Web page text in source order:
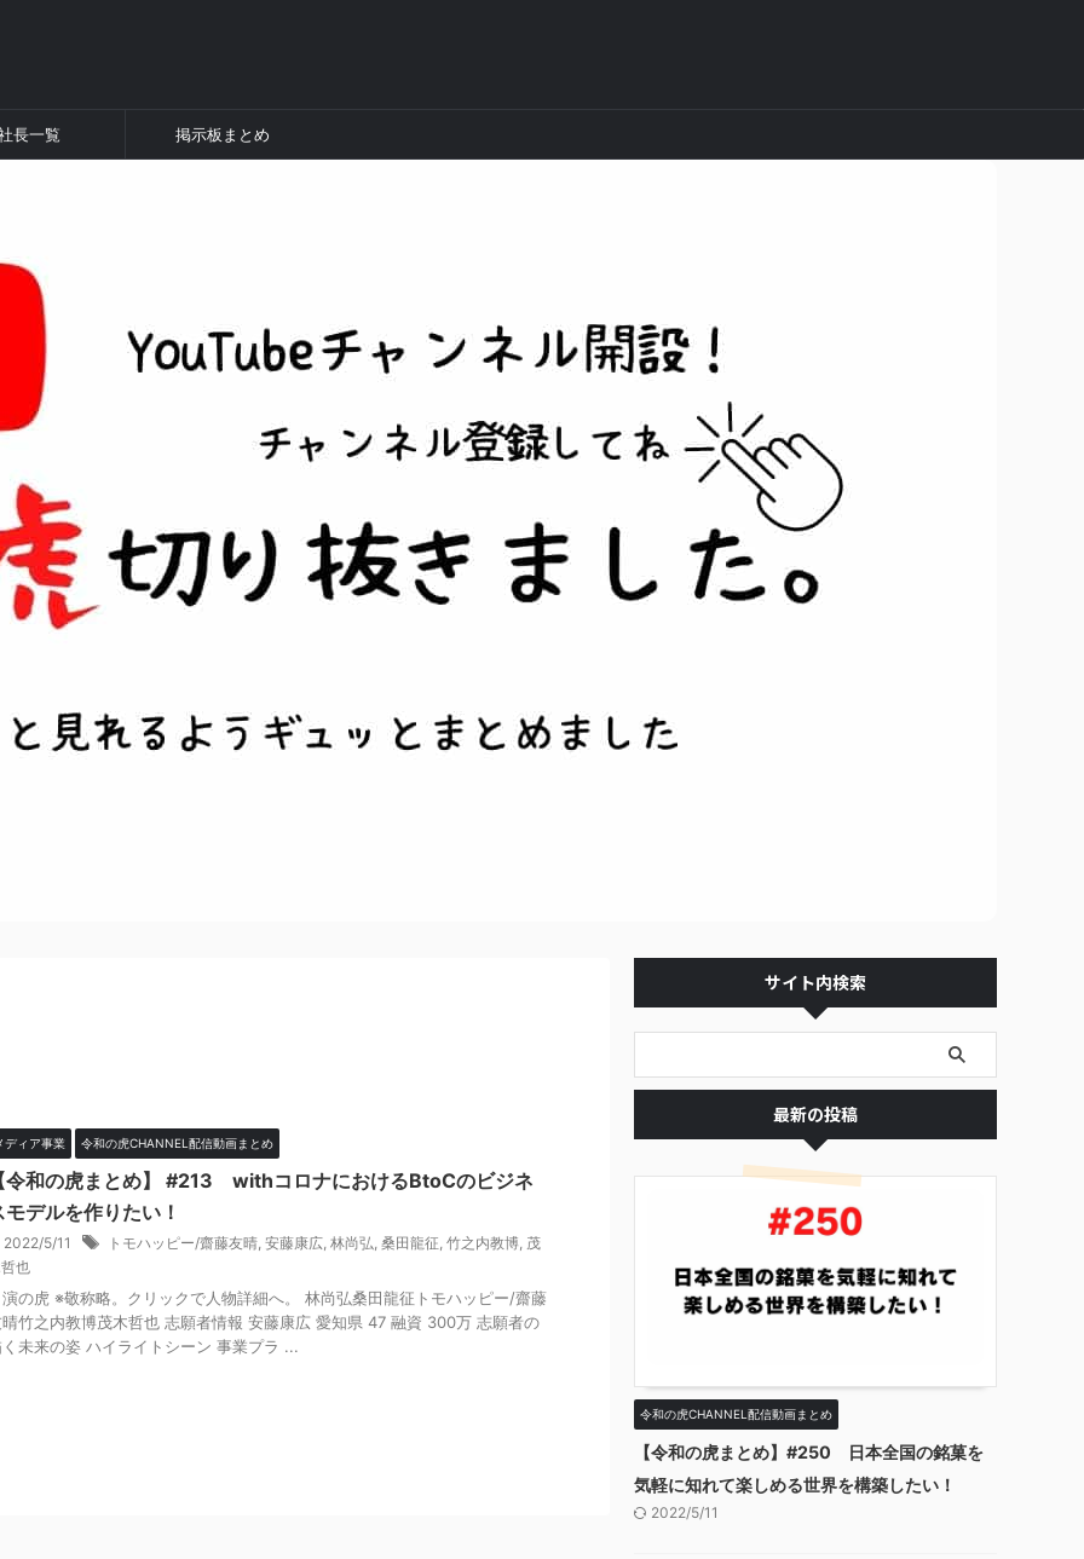
長一覧 掲示板まとめ
ディア事業 令和の虎CHANNEL配信動画まとめ
令和の虎まとめ】 #213 withコロナにおけるBtoCのビジネ
モデルを作りたい！
2022/5/11 トモハッピー/齋藤友晴, 安藤康広, 林尚弘, 桑田龍征, 竹之内教博, 茂
也
の虎 ※敬称略。クリックで人物詳細へ。 林尚弘桑田龍征トモハッピー/齋藤
竹之内教博茂木哲也 志願者情報 安藤康広 愛知県 47 融資 300万 志願者の
未来の姿 ハイライトシーン 事業プラ ...
サイト内検索
最新の投稿
令和の虎CHANNEL配信動画まとめ
【令和の虎まとめ】#250 日本全国の銘菓を
気軽に知れて楽しめる世界を構築したい！
2022/5/11